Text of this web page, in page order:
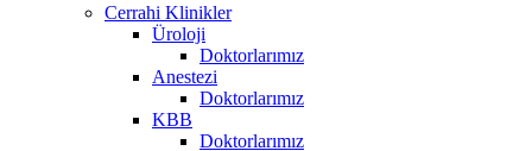
Cerrahi Klinikler
Üroloji
Doktorlarımız
Anestezi
Doktorlarımız
KBB
Doktorlarımız